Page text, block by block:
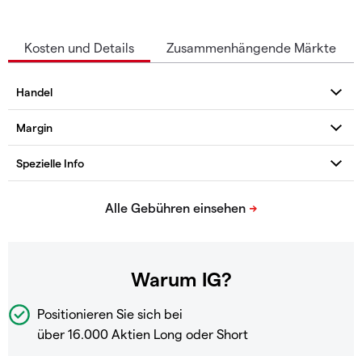
Kosten und Details Zusammenhängende Märkte
Warum IG?
Positionieren Sie sich bei
über 16.000 Aktien Long oder Short